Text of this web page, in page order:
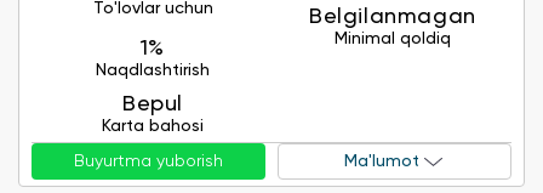
To'lovlar uchun
1%
Naqdlashtirish
Belgilanmagan
Minimal qoldiq
Bepul
Karta bahosi
Buyurtma yuborish Ma'lumot